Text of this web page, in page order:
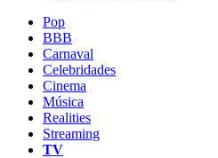
Pop
BBB
Carnaval
Celebridades
Cinema
Música
Realities
Streaming
TV